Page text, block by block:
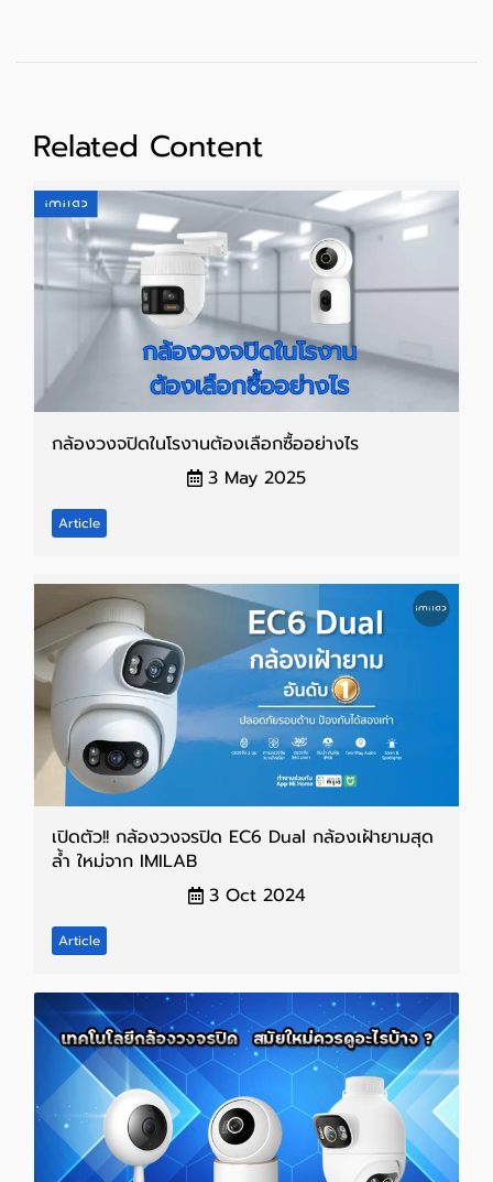
Related Content
กล้องวงจปิดในโรงานต้องเลือกซื้ออย่างไร
3 May 2025
Article
เปิดตัว!! กล้องวงจรปิด EC6 Dual กล้องเฝ้ายามสุด
ล้ำ ใหม่จาก IMILAB
3 Oct 2024
Article